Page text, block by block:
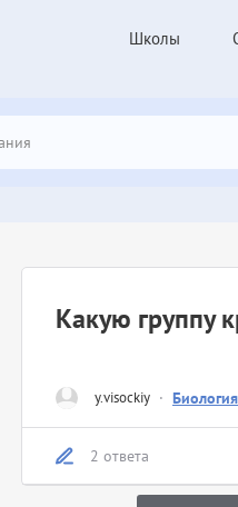
Школы
y.visockiy · Биология
Какую группу
2 ответа